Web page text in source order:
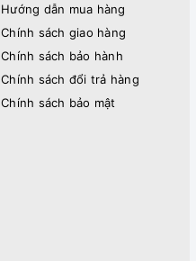
Hướng dẫn mua hàng
Chính sách giao hàng
Chính sách bảo hành
Chính sách đổi trả hàng
Chính sách bảo mật